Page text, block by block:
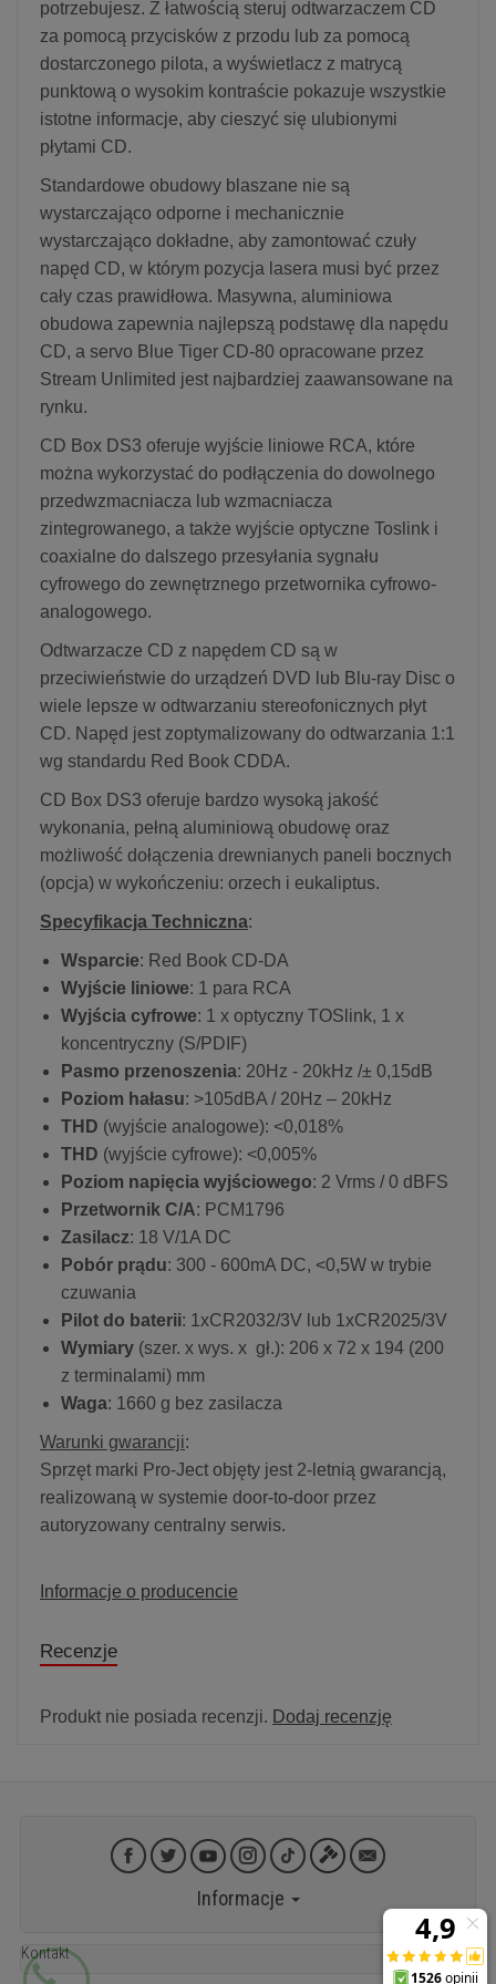
potrzebujesz. Z łatwością steruj odtwarzaczem CD
za pomocą przycisków z przodu lub za pomocą
dostarczonego pilota, a wyświetlacz z matrycą
punktową o wysokim kontraście pokazuje wszystkie
istotne informacje, aby cieszyć się ulubionymi
płytami CD.
Standardowe obudowy blaszane nie są
wystarczająco odporne i mechanicznie
wystarczająco dokładne, aby zamontować czuły
napęd CD, w którym pozycja lasera musi być przez
cały czas prawidłowa. Masywna, aluminiowa
obudowa zapewnia najlepszą podstawę dla napędu
CD, a servo Blue Tiger CD-80 opracowane przez
Stream Unlimited jest najbardziej zaawansowane na
rynku.
CD Box DS3 oferuje wyjście liniowe RCA, które
można wykorzystać do podłączenia do dowolnego
przedwzmacniacza lub wzmacniacza
zintegrowanego, a także wyjście optyczne Toslink i
coaxialne do dalszego przesyłania sygnału
cyfrowego do zewnętrznego przetwornika cyfrowo-
analogowego.
Odtwarzacze CD z napędem CD są w
przeciwieństwie do urządzeń DVD lub Blu-ray Disc o
wiele lepsze w odtwarzaniu stereofonicznych płyt
CD. Napęd jest zoptymalizowany do odtwarzania 1:1
wg standardu Red Book CDDA.
CD Box DS3 oferuje bardzo wysoką jakość
wykonania, pełną aluminiową obudowę oraz
możliwość dołączenia drewnianych paneli bocznych
(opcja) w wykończeniu: orzech i eukaliptus.
Specyfikacja Techniczna:
Wsparcie: Red Book CD-DA
Wyjście liniowe: 1 para RCA
Wyjścia cyfrowe: 1 x optyczny TOSlink, 1 x
koncentryczny (S/PDIF)
Pasmo przenoszenia: 20Hz - 20kHz /± 0,15dB
Poziom hałasu: >105dBA / 20Hz – 20kHz
THD (wyjście analogowe): <0,018%
THD (wyjście cyfrowe): <0,005%
Poziom napięcia wyjściowego: 2 Vrms / 0 dBFS
Przetwornik C/A: PCM1796
Zasilacz: 18 V/1A DC
Pobór prądu: 300 - 600mA DC, <0,5W w trybie
czuwania
Pilot do baterii: 1xCR2032/3V lub 1xCR2025/3V
Wymiary (szer. x wys. x gł.): 206 x 72 x 194 (200
z terminalami) mm
Waga: 1660 g bez zasilacza
Warunki gwarancji:
Sprzęt marki Pro-Ject objęty jest 2-letnią gwarancją,
realizowaną w systemie door-to-door przez
autoryzowany centralny serwis.
Informacje o producencie
Recenzje
Produkt nie posiada recenzji. Dodaj recenzję
Informacje
Kontakt